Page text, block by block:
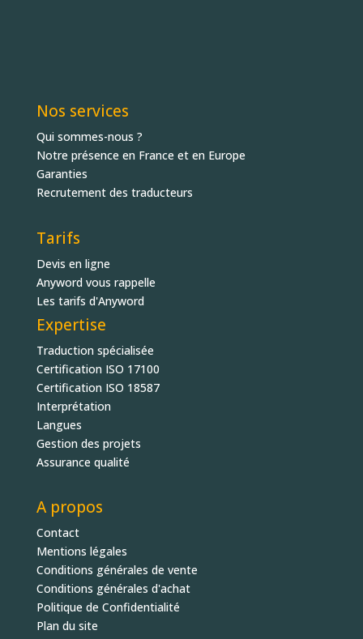
Nos services
Qui sommes-nous ?
Notre présence en France et en Europe
Garanties
Recrutement des traducteurs
Tarifs
Devis en ligne
Anyword vous rappelle
Les tarifs d'Anyword
Expertise
Traduction spécialisée
Certification ISO 17100
Certification ISO 18587
Interprétation
Langues
Gestion des projets
Assurance qualité
A propos
Contact
Mentions légales
Conditions générales de vente
Conditions générales d'achat
Politique de Confidentialité
Plan du site